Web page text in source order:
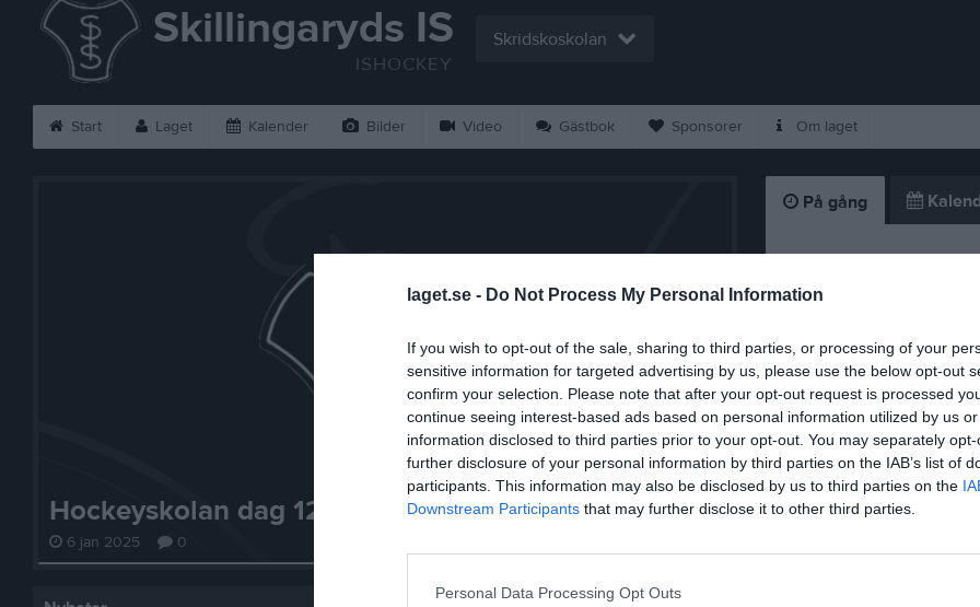
laget.se - Do Not Process My Personal Information
If you wish to opt-out of the sale, sharing to third parties, or processing of your
sensitive information for targeted advertising by us, please use the below opt-out
confirm your selection. Please note that after your opt-out request is processed
continue seeing interest-based ads based on personal information utilized by us
information disclosed to third parties prior to your opt-out. You may separately
further disclosure of your personal information by third parties on the IAB’s list of
participants. This information may also be disclosed by us to third parties on the
Downstream Participants that may further disclose it to other third parties.
Personal Data Processing Opt Outs
Skillingaryds IS
ISHOCKEY
Skridskoskolan
Start Laget Kalender Bilder Video Gästbok Sponsorer Om laget
Hockeyskolan dag 12/1
6 jan 2025 0
Inställd
På gång